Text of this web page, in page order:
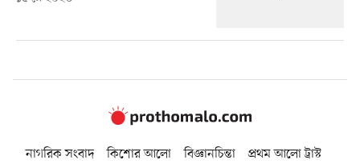
নাগরিক সংবাদ কিশোর আলো বিজ্ঞানচিন্তা
প্রথম আলো ট্রাস্ট